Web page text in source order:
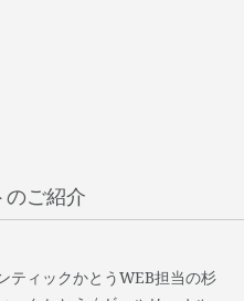
のご紹介
ティックかとうWEB担当の杉